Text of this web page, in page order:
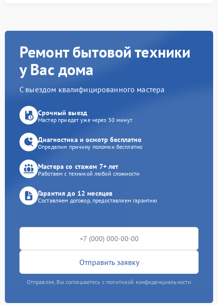
Ремонт бытовой техники
у Вас дома
С выездом квалифицированного мастера
Срочный выезд
Мастер приедет уже через 30 минут
Диагностика и осмотр бесплатно
Определим причину поломки бесплатно
Мастера со стажем 7+ лет
Работаем с техникой любой сложности
Гарантия до 12 месяцев
Составляем договор, предоставляем гарантию
Отправить заявку
Отправляя, Вы соглашаетесь с политикой конфиденциальности